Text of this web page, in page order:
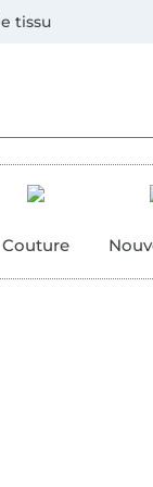
tissu
Couture
PayPal,